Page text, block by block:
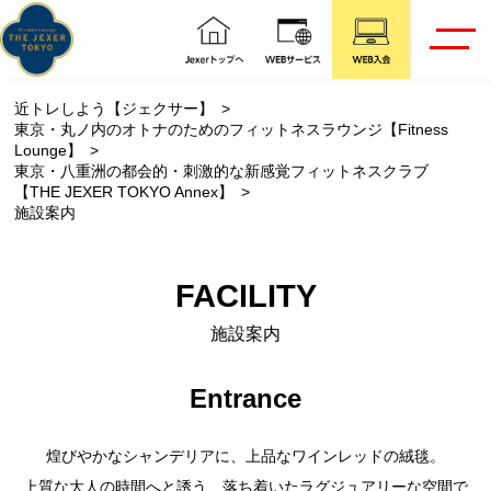
近トレしよう【ジェクサー】
東京・丸ノ内のオトナのためのフィットネスラウンジ【Fitness
Lounge】
東京・八重洲の都会的・刺激的な新感覚フィットネスクラブ
【THE JEXER TOKYO Annex】
施設案内
FACILITY
施設案内
Entrance
煌びやかなシャンデリアに、上品なワインレッドの絨毯。
上質な大人の時間へと誘う、落ち着いたラグジュアリーな空間で